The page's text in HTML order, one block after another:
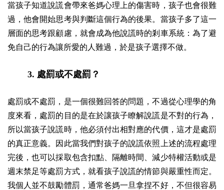
當孩子知道說謊會帶來爸媽心理上的傷害時，孩子也會很難
過，他會開始思考與判斷這個行為的後果。當孩子多了這一
層面的思考跟顧慮，就會成為他說謊時的剎車系統：為了避
免自己的行為讓所愛的人難過，於是孩子選擇不做。
3. 處罰或不處罰？
處罰或不處罰，是一個很難回答的問題，不過從心理學的角
度來看，處罰的目的是在於讓孩子瞭解說謊是不對的行為，
所以當孩子說謊時，他必須付出相對應的代價，這才是處罰
的真正意義。因此當我們對孩子的說謊依照上述的流程處理
完後，也可以採取包含扣點、隔離時間、減少特權活動或是
週末禁足等處罰方式，就看孩子說謊的情節與嚴重性而定。
我個人並不鼓勵體罰，通常爸媽一旦拿捏不好，不但很容易